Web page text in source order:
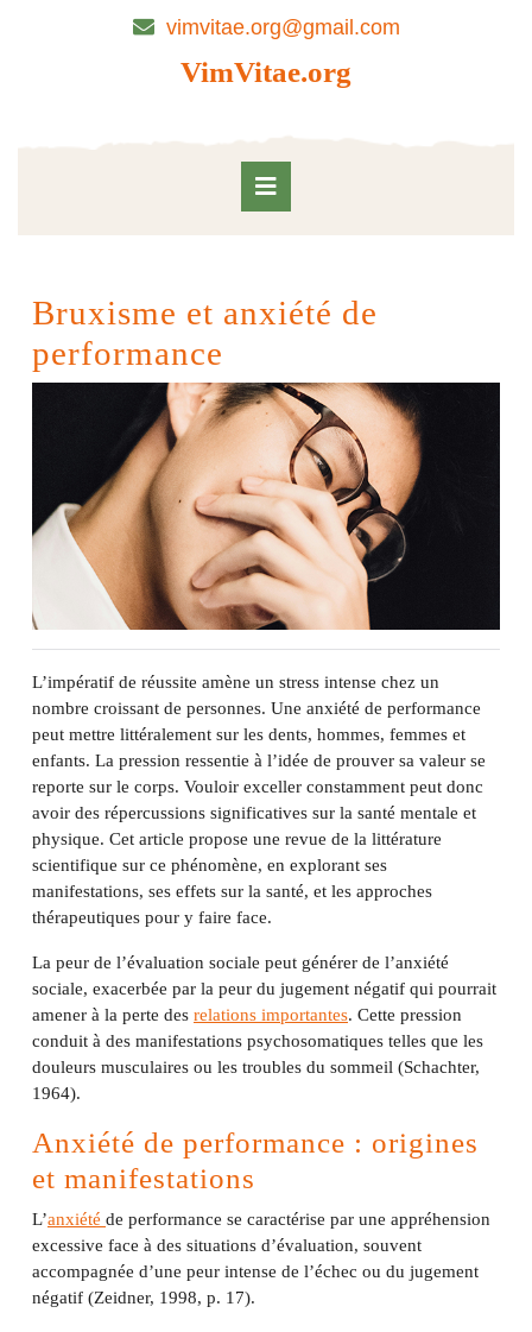
vimvitae.org@gmail.com
VimVitae.org
Bruxisme et anxiété de
performance
L’impératif de réussite amène un stress intense chez un
nombre croissant de personnes. Une anxiété de performance
peut mettre littéralement sur les dents, hommes, femmes et
enfants. La pression ressentie à l’idée de prouver sa valeur se
reporte sur le corps. Vouloir exceller constamment peut donc
avoir des répercussions significatives sur la santé mentale et
physique. Cet article propose une revue de la littérature
scientifique sur ce phénomène, en explorant ses
manifestations, ses effets sur la santé, et les approches
thérapeutiques pour y faire face.
La peur de l’évaluation sociale peut générer de l’anxiété
sociale, exacerbée par la peur du jugement négatif qui pourrait
amener à la perte des relations importantes. Cette pression
conduit à des manifestations psychosomatiques telles que les
douleurs musculaires ou les troubles du sommeil (Schachter,
1964).
Anxiété de performance : origines
et manifestations
L’anxiété de performance se caractérise par une appréhension
excessive face à des situations d’évaluation, souvent
accompagnée d’une peur intense de l’échec ou du jugement
négatif (Zeidner, 1998, p. 17).